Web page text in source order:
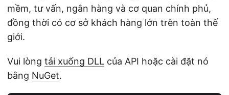
mềm, tư vấn, ngân hàng và cơ quan chính phủ,
đồng thời có cơ sở khách hàng lớn trên toàn thế
giới.
Vui lòng tải xuống DLL của API hoặc cài đặt nó
bằng NuGet.